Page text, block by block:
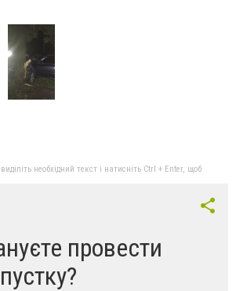
необхідний текст і натисніть Ctrl + Enter, щоб
провести